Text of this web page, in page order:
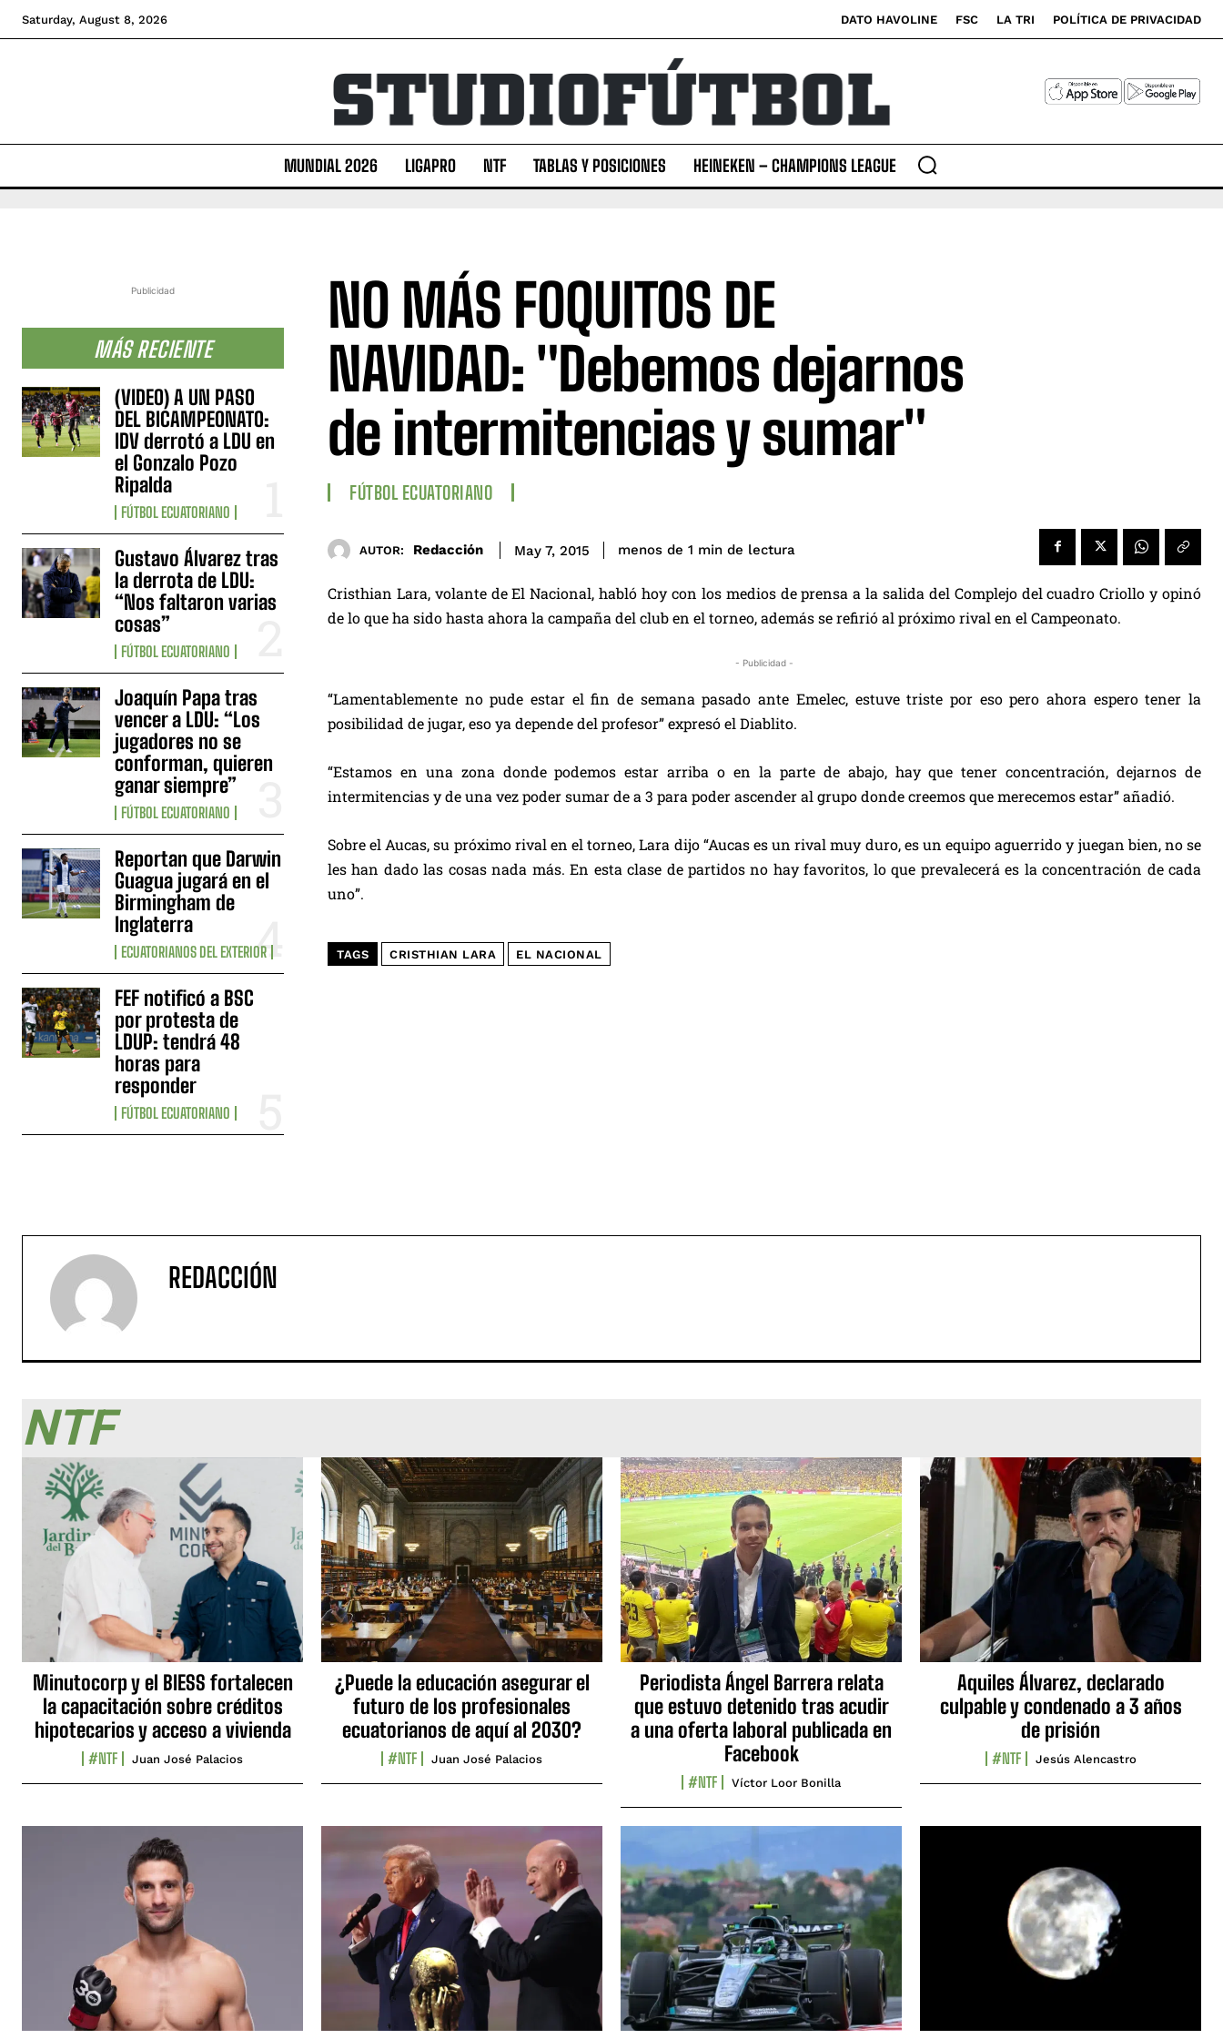
Saturday, August 8, 2026 DATO HAVOLINE FSC LA TRI POLÍTICA DE PRIVACIDAD
MUNDIAL 2026 LIGAPRO NTF TABLAS Y POSICIONES HEINEKEN – CHAMPIONS LEAGUE
Publicidad
MÁS RECIENTE
(VIDEO) A UN PASO
DEL BICAMPEONATO:
IDV derrotó a LDU en
el Gonzalo Pozo
Ripalda
FÚTBOL ECUATORIANO
Gustavo Álvarez tras
la derrota de LDU:
“Nos faltaron varias
cosas”
FÚTBOL ECUATORIANO
Joaquín Papa tras
vencer a LDU: “Los
jugadores no se
conforman, quieren
ganar siempre”
FÚTBOL ECUATORIANO
Reportan que Darwin
Guagua jugará en el
Birmingham de
Inglaterra
ECUATORIANOS DEL EXTERIOR
FEF notificó a BSC
por protesta de
LDUP: tendrá 48
horas para
responder
FÚTBOL ECUATORIANO
NO MÁS FOQUITOS DE
NAVIDAD: "Debemos dejarnos
de intermitencias y sumar"
FÚTBOL ECUATORIANO
AUTOR: Redacción May 7, 2015 menos de 1 min de lectura
Cristhian Lara, volante de El Nacional, habló hoy con los medios de prensa a la salida del Complejo del cuadro Criollo y opinó
de lo que ha sido hasta ahora la campaña del club en el torneo, además se refirió al próximo rival en el Campeonato.
- Publicidad -
“Lamentablemente no pude estar el fin de semana pasado ante Emelec, estuve triste por eso pero ahora espero tener la
posibilidad de jugar, eso ya depende del profesor” expresó el Diablito.
“Estamos en una zona donde podemos estar arriba o en la parte de abajo, hay que tener concentración, dejarnos de
intermitencias y de una vez poder sumar de a 3 para poder ascender al grupo donde creemos que merecemos estar” añadió.
Sobre el Aucas, su próximo rival en el torneo, Lara dijo “Aucas es un rival muy duro, es un equipo aguerrido y juegan bien, no se
les han dado las cosas nada más. En esta clase de partidos no hay favoritos, lo que prevalecerá es la concentración de cada
uno”.
TAGS CRISTHIAN LARA EL NACIONAL
REDACCIÓN
NTF
Minutocorp y el BIESS fortalecen
la capacitación sobre créditos
hipotecarios y acceso a vivienda
#NTF Juan José Palacios
¿Puede la educación asegurar el
futuro de los profesionales
ecuatorianos de aquí al 2030?
#NTF Juan José Palacios
Periodista Ángel Barrera relata
que estuvo detenido tras acudir
a una oferta laboral publicada en
Facebook
#NTF Víctor Loor Bonilla
Aquiles Álvarez, declarado
culpable y condenado a 3 años
de prisión
#NTF Jesús Alencastro